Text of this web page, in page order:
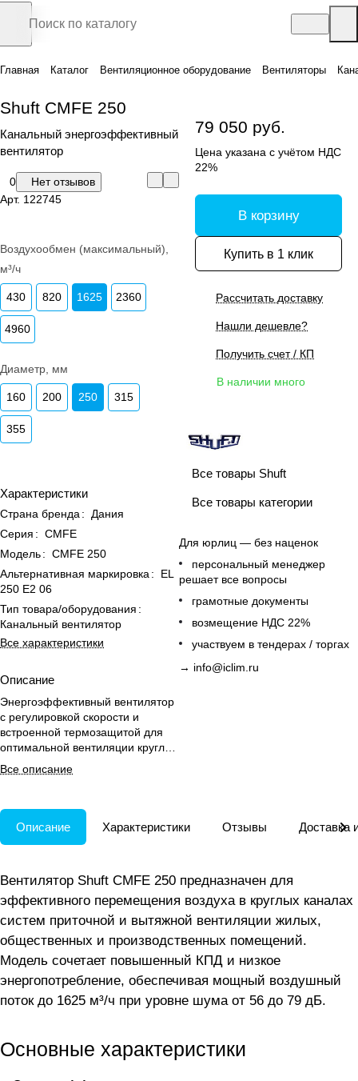
Главная Каталог Вентиляционное оборудование Вентиляторы
Shuft CMFE 250
Канальный энергоэффективный
вентилятор
0
Нет отзывов
Арт. 122745
Воздухообмен (максимальный),
м³/ч
430 820 1625 2360
4960
Диаметр, мм
160 200 250 315
355
Характеристики
Страна бренда :
Дания
Серия : CMFE
Модель: CMFE 250
Альтернативная маркировка :
EL
250 E2 06
Тип товара/оборудования :
Канальный вентилятор
Все характеристики
Описание
Энергоэффективный вентилятор
с регулировкой скорости и
встроенной термозащитой для
оптимальной вентиляции круглых
каналов.
Все описание
79 050 руб.
Цена указана с учётом НДС
22%
В корзину
Купить в 1 клик
Рассчитать доставку
Нашли дешевле?
Получить счет / КП
В наличии много
Все товары Shuft
Все товары категории
Для юрлиц — без наценок
персональный менеджер
решает все вопросы
грамотные документы
возмещение НДС 22%
участвуем в тендерах / торгах
→ info@iclim.ru
Описание Характеристики Отзывы Доставка
Вентилятор Shuft CMFE 250 предназначен для
эффективного перемещения воздуха в круглых каналах
систем приточной и вытяжной вентиляции жилых,
общественных и производственных помещений.
Модель сочетает повышенный КПД и низкое
энергопотребление, обеспечивая мощный воздушный
поток до 1625 м³/ч при уровне шума от 56 до 79 дБ.
Основные характеристики